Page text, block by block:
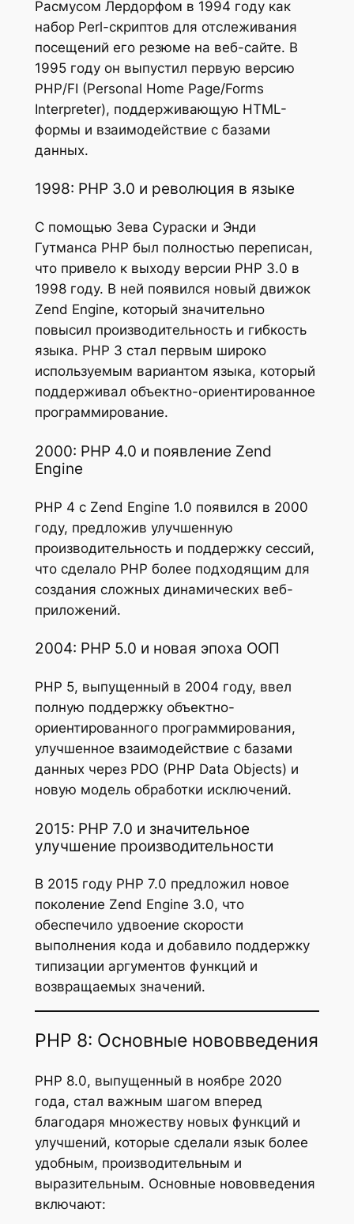
Расмусом Лердорфом в 1994 году как
набор Perl-скриптов для отслеживания
посещений его резюме на веб-сайте. В
1995 году он выпустил первую версию
PHP/FI (Personal Home Page/Forms
Interpreter), поддерживающую HTML-
формы и взаимодействие с базами
данных.
1998: PHP 3.0 и революция в языке
С помощью Зева Сураски и Энди
Гутманса PHP был полностью переписан,
что привело к выходу версии PHP 3.0 в
1998 году. В ней появился новый движок
Zend Engine, который значительно
повысил производительность и гибкость
языка. PHP 3 стал первым широко
используемым вариантом языка, который
поддерживал объектно-ориентированное
программирование.
2000: PHP 4.0 и появление Zend
Engine
PHP 4 с Zend Engine 1.0 появился в 2000
году, предложив улучшенную
производительность и поддержку сессий,
что сделало PHP более подходящим для
создания сложных динамических веб-
приложений.
2004: PHP 5.0 и новая эпоха ООП
PHP 5, выпущенный в 2004 году, ввел
полную поддержку объектно-
ориентированного программирования,
улучшенное взаимодействие с базами
данных через PDO (PHP Data Objects) и
новую модель обработки исключений.
2015: PHP 7.0 и значительное
улучшение производительности
В 2015 году PHP 7.0 предложил новое
поколение Zend Engine 3.0, что
обеспечило удвоение скорости
выполнения кода и добавило поддержку
типизации аргументов функций и
возвращаемых значений.
PHP 8: Основные нововведения
PHP 8.0, выпущенный в ноябре 2020
года, стал важным шагом вперед
благодаря множеству новых функций и
улучшений, которые сделали язык более
удобным, производительным и
выразительным. Основные нововведения
включают: